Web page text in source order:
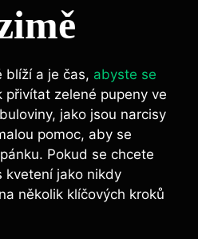
blíží a je čas, abyste se
přivítat zelené pupeny ve
jako jsou narcisy
pomoc, aby se
Pokud se chcete
kvetení jako nikdy
několik klíčových kroků